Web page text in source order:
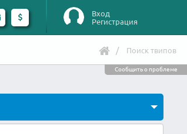
Вход
Регистрация
Поиск твипов
Сообщить о проблеме